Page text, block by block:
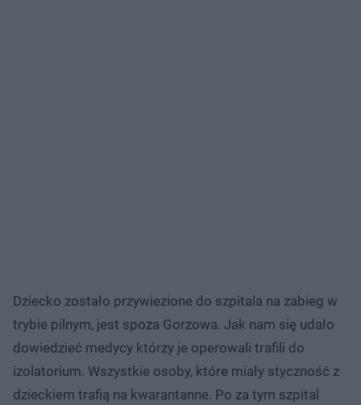
Dziecko zostało przywiezione do szpitala na zabieg w
trybie pilnym, jest spoza Gorzowa. Jak nam się udało
dowiedzieć medycy którzy je operowali trafili do
izolatorium. Wszystkie osoby, które miały styczność z
dzieckiem trafią na kwarantanne. Po za tym szpital